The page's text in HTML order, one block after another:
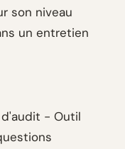
son niveau
un entretien
- Outil